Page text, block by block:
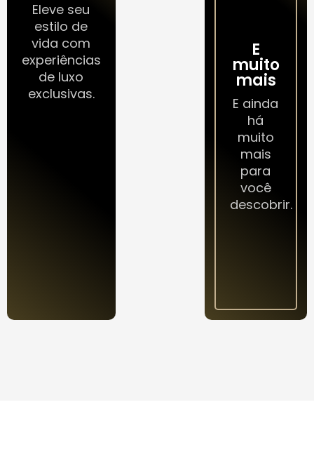
Eleve seu
estilo de
vida com
experiências
de luxo
exclusivas.
E
muito
mais
E ainda
há
muito
mais
para
você
descobrir.